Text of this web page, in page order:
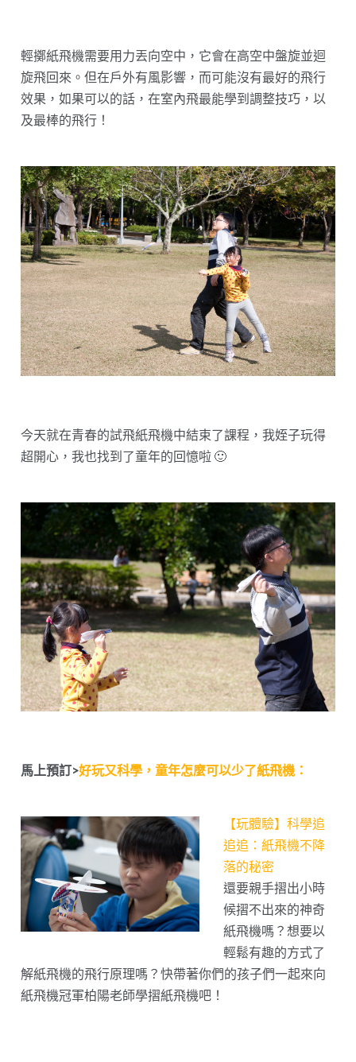
輕擲紙飛機需要用力丟向空中，它會在高空中盤旋並迴
旋飛回來。但在戶外有風影響，而可能沒有最好的飛行
效果，如果可以的話，在室內飛最能學到調整技巧，以
及最棒的飛行！
今天就在青春的試飛紙飛機中結束了課程，我姪子玩得
超開心，我也找到了童年的回憶啦 🙂
馬上預訂>好玩又科學，童年怎麼可以少了紙飛機：
【玩體驗】科學追
追追：紙飛機不降
落的秘密
還要親手摺出小時
候摺不出來的神奇
紙飛機嗎？想要以
輕鬆有趣的方式了
解紙飛機的飛行原理嗎？快帶著你們的孩子們一起來向
紙飛機冠軍柏陽老師學摺紙飛機吧！